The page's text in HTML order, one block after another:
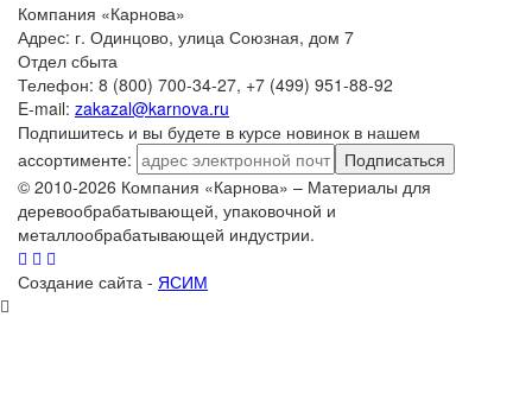
Компания «Карнова»
Адрес: г. Одинцово, улица Союзная, дом 7
Отдел сбыта
Телефон: 8 (800) 700-34-27, +7 (499) 951-88-92
E-mail: zakazal@karnova.ru
Подпишитесь и вы будете в курсе новинок в нашем
ассортименте:
Подписаться
© 2010-2026 Компания «Карнова» – Материалы для
деревообрабатывающей, упаковочной и
металлообрабатывающей индустрии.
Создание сайта - ЯСИМ